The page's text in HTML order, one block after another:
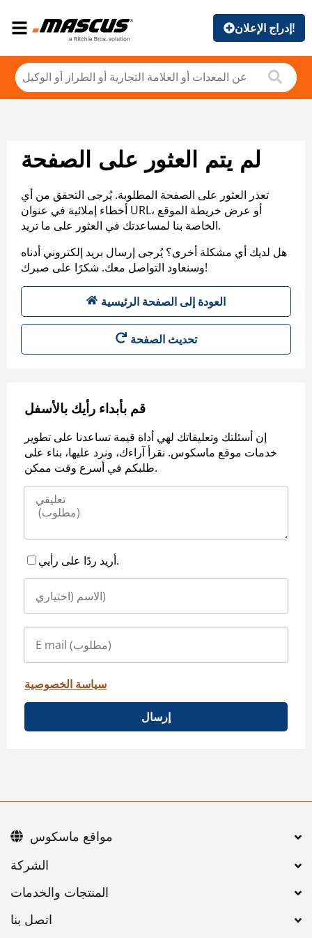
إدراج الإعلان!
لم يتم العثور على الصفحة
تعذر العثور على الصفحة المطلوبة. يُرجى التحقق من أي
أخطاء إملائية في عنوان URL، أو عرض خريطة الموقع
الخاصة بنا لمساعدتك في العثور على ما تريد.
هل لديك أي مشكلة أخرى؟ يُرجى إرسال بريد إلكتروني أدناه
وسنعاود التواصل معك. شكرًا على صبرك!
العودة إلى الصفحة الرئيسية
تحديث الصفحة
قم بأبداء رأيك بالأسفل
إن أسئلتك وتعليقاتك لهي أداة قيمة تساعدنا على تطوير
خدمات موقع ماسكوس. نقرأ آراءك، ونرد عليها، بناء على
طلبكم في أسرع وقت ممكن.
أريد ردًا على رأيي.
سياسة الخصوصية
إرسال
اتصل بنا
مواقع ماسكوس